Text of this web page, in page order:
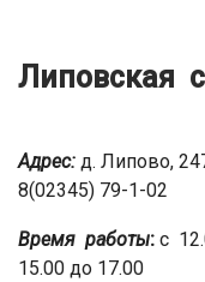
Липовская
Адрес: д. Липово,
8(02345) 79-1-02
Время работы: с
15.00 до 17.00